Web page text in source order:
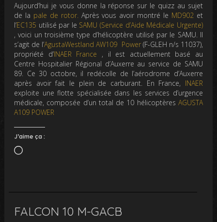
Aujourd’hui je vous donne la réponse sur le quizz au sujet
de la pale de rotor. Après vous avoir montré le MD902 et
l’EC135 utilisé par le SAMU (Service d’Aide Médicale Urgente)
, voici un troisième type d’hélicoptère utilisé par le SAMU. Il
s’agit de l’AgustaWestland AW109 Power(F-GLEH n/s 11037),
propriété d’INAER France , il est actuellement basé au
Centre Hospitalier Régional d’Auxerre au service de SAMU
89. Ce 30 octobre, il redécolle de l’aérodrome d’Auxerre
après avoir fait le plein de carburant. En France, INAER
exploite une flotte spécialisée dans les services d’urgence
médicale, composée d’un total de 10 hélicoptères AGUSTA
A109 POWER
J’aime ça :
Chargement…
FALCON 10 M-GACB